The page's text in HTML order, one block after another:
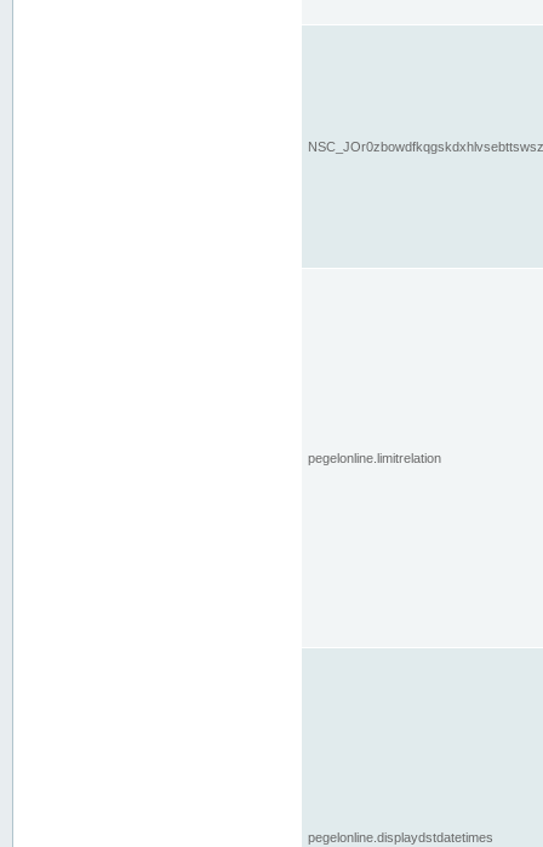
pegelonline.limitrelation
pegelonline.displaydstdatetimes